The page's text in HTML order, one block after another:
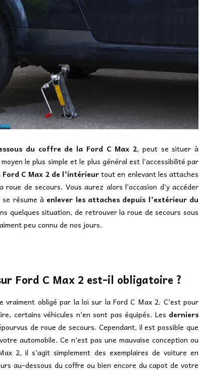
du coffre de la Ford C Max 2, peut se situer à
le plus simple et le plus général est l’accessibilité par
C Max 2 de l’intérieurtout en enlevant les attaches
de secours. Vous aurez alors l’occasion d’y accéder
résume à enlever les attaches depuis l’extérieur du
quelques situation, de retrouver la roue de secours sous
peu connu de nos jours.
Ford C Max 2 est-il obligatoire ?
vraiment obligé par la loi sur la Ford C Max 2. C’est pour
certains véhicules n’en sont pas équipés. Les derniers
de roue de secours. Cependant, il est possible que
automobile. Ce n’est pas une mauvaise conception ou
2, il s’agit simplement des exemplaires de voiture en
au-dessous du coffre ou bien encore du capot de votre